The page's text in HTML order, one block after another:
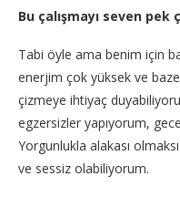
Bu çalışmayı seven pek
Tabi öyle ama benim için
enerjim çok yüksek ve
çizmeye ihtiyaç
egzersizler yapıyorum,
Yorgunlukla alakası
ve sessiz olabiliyorum.